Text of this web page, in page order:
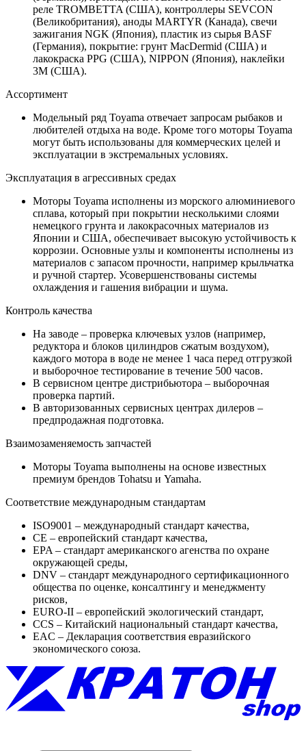
реле TROMBETTA (США), контроллеры SEVCON
(Великобритания), аноды MARTYR (Канада), свечи
зажигания NGK (Япония), пластик из сырья BASF
(Германия), покрытие: грунт MacDermid (США) и
лакокраска PPG (США), NIPPON (Япония), наклейки
3M (США).
Ассортимент
Модельный ряд Toyama отвечает запросам рыбаков и
любителей отдыха на воде. Кроме того моторы Toyama
могут быть использованы для коммерческих целей и
эксплуатации в экстремальных условиях.
Эксплуатация в агрессивных средах
Моторы Toyama исполнены из морского алюминиевого
сплава, который при покрытии несколькими слоями
немецкого грунта и лакокрасочных материалов из
Японии и США, обеспечивает высокую устойчивость к
коррозии. Основные узлы и компоненты исполнены из
материалов с запасом прочности, например крыльчатка
и ручной стартер. Усовершенствованы системы
охлаждения и гашения вибрации и шума.
Контроль качества
На заводе – проверка ключевых узлов (например,
редуктора и блоков цилиндров сжатым воздухом),
каждого мотора в воде не менее 1 часа перед отгрузкой
и выборочное тестирование в течение 500 часов.
В сервисном центре дистрибьютора – выборочная
проверка партий.
В авторизованных сервисных центрах дилеров –
предпродажная подготовка.
Взаимозаменяемость запчастей
Моторы Toyama выполнены на основе известных
премиум брендов Tohatsu и Yamaha.
Соответствие международным стандартам
ISO9001 – международный стандарт качества,
CE – европейский стандарт качества,
EPA – стандарт американского агенства по охране
окружающей среды,
DNV – стандарт международного сертификационного
общества по оценке, консалтингу и менеджменту
рисков,
EURO-II – европейский экологический стандарт,
ССS – Китайский национальный стандарт качества,
EAC – Декларация соответствия евразийского
экономического союза.